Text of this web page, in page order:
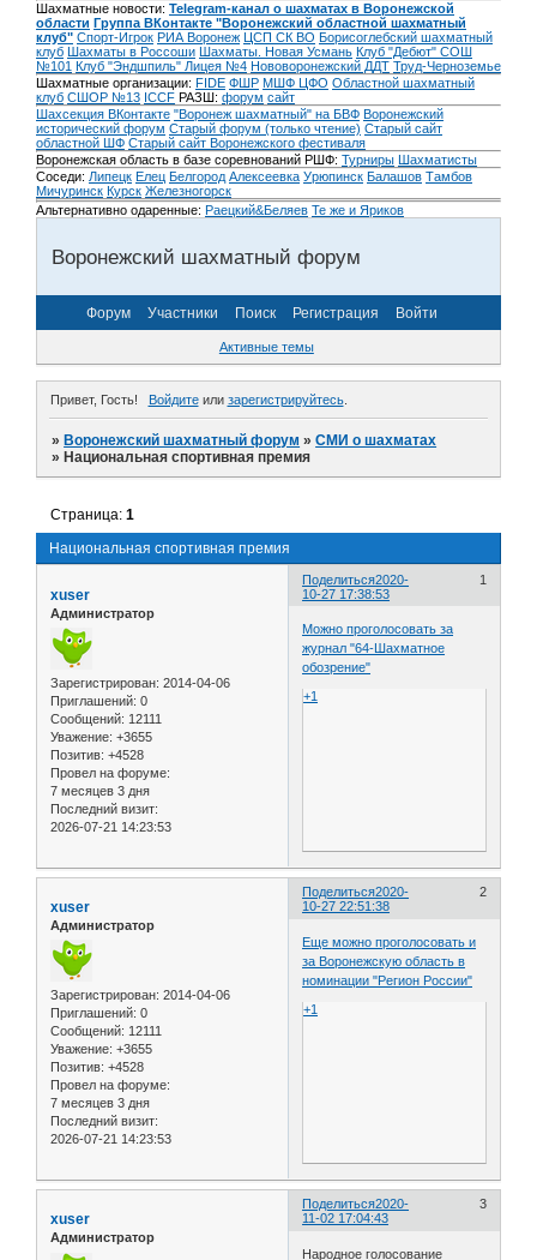
Шахматные новости: Telegram-канал о шахматах в Воронежской
области Группа ВКонтакте "Воронежский областной шахматный
клуб" Спорт-Игрок РИА Воронеж ЦСП СК ВО Борисоглебский шахматный
клуб Шахматы в Россоши Шахматы. Новая Усмань Клуб "Дебют" СОШ
№101 Клуб "Эндшпиль" Лицея №4 Нововоронежский ДДТ Труд-Черноземье
Шахматные организации: FIDE ФШР МШФ ЦФО Областной шахматный
клуб СШОР №13 ICCF РАЗШ: форум сайт
Шахсекция ВКонтакте "Воронеж шахматный" на БВФ Воронежский
исторический форум Cтарый форум (только чтение) Старый сайт
областной ШФ Старый сайт Воронежского фестиваля
Воронежская область в базе соревнований РШФ: Турниры Шахматисты
Соседи: Липецк Елец Белгород Алексеевка Урюпинск Балашов Тамбов
Мичуринск Курск Железногорск
Альтернативно одаренные: Раецкий&Беляев Те же и Яриков
Воронежский шахматный форум
Форум Участники Поиск Регистрация Войти
Активные темы
Привет, Гость! Войдитеили зарегистрируйтесь.
»Воронежский шахматный форум »СМИ о шахматах
»Национальная спортивная премия
Национальная спортивная премия
Страница:1
Поделиться 1
2020-
10-27 17:38:53
xuser
Администратор
Зарегистрирован: 2014-04-06
Приглашений: 0
Сообщений: 12111
Уважение: +3655
Позитив: +4528
Провел на форуме:
7 месяцев 3 дня
Последний визит:
2026-07-21 14:23:53
Можно проголосовать за
журнал "64-Шахматное
обозрение"
+1
Поделиться 2
2020-
10-27 22:51:38
xuser
Администратор
Зарегистрирован: 2014-04-06
Приглашений: 0
Сообщений: 12111
Уважение: +3655
Позитив: +4528
Провел на форуме:
7 месяцев 3 дня
Последний визит:
2026-07-21 14:23:53
Еще можно проголосовать и
за Воронежскую область в
номинации "Регион России"
+1
Поделиться 3
2020-
11-02 17:04:43
xuser
Администратор
Народное голосование